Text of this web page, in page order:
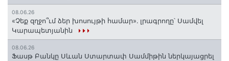
08.06.26
«Չեք զղջո՞ւմ ձեր խոսույթի համար»․ լրագրողը՝ Սամվել
Կարապետյանին
08.06.26
Ֆասթ Բանկը Սևան Ստարտափ Սամմիթին ներկայացրել